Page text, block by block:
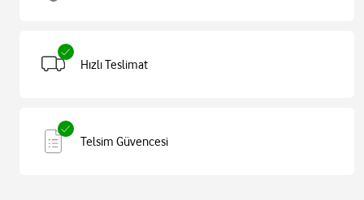
Hızlı Teslimat
Telsim Güvencesi